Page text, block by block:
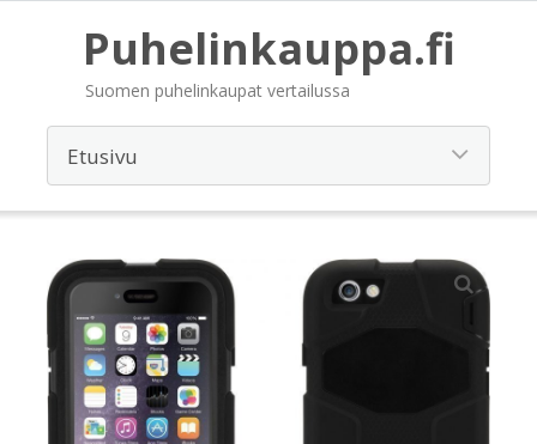
Puhelinkauppa.fi
Suomen puhelinkaupat vertailussa